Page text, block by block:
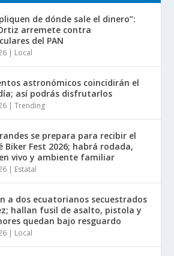
de dónde sale el dinero”:
arremete contra
del PAN
| Local
astronómicos coincidirán el
así podrás disfrutarlos
|Trending
se prepara para recibir el
Biker Fest 2026; habrá rodada,
vivo y ambiente familiar
| Estatal
a dos ecuatorianos secuestrados
hallan fusil de asalto, pistola y
quedan bajo resguardo
| Local